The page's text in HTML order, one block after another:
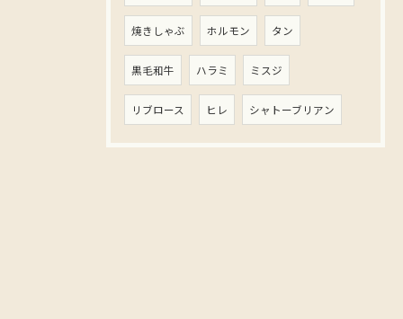
焼きしゃぶ ホルモン タン
黒毛和牛 ハラミ ミスジ
リブロース ヒレ シャトーブリアン